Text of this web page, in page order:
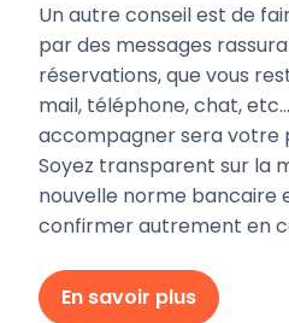
Un autre conseil est de
par des messages
réservations, que vous
mail, téléphone, chat,
accompagner sera votre
Soyez transparent sur la
nouvelle norme bancaire
confirmer autrement en
En savoir plus